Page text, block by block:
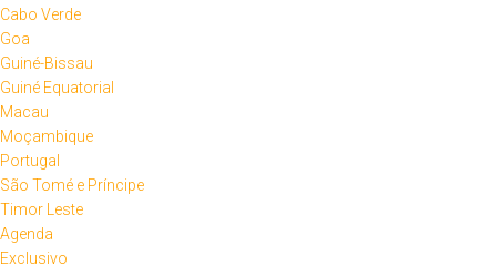
Cabo Verde
Goa
Guiné-Bissau
Guiné Equatorial
Macau
Moçambique
Portugal
São Tomé e Príncipe
Timor Leste
Agenda
Exclusivo